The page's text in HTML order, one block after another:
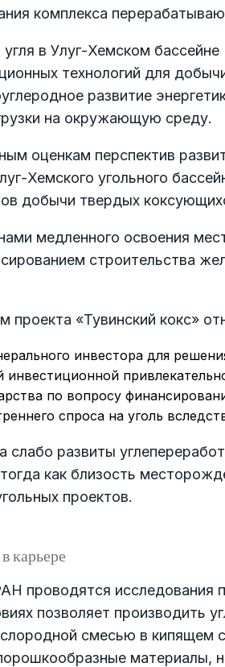
комплекса
в Улуг-Хемском
технологий для
развитие
на окружающую среду.
оценкам перспектив
Хемского угольного
добычи твердых
медленного освоения
строительства
проекта «Тувинский кокс»
инвестора для
инвестиционной
по вопросу
спроса на уголь
слабо развиты
как близость
проектов.
карьере
проводятся исследования
позволяет производить
смесью в
материалы,